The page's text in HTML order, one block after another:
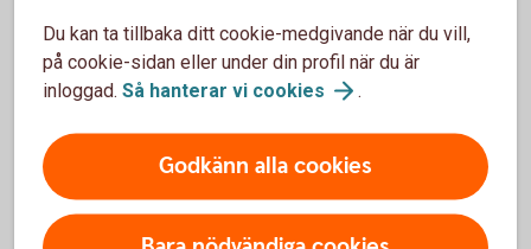
Mastercard Click toPay
Xiaomi Pay
Xiaomi är smartklockor som du kan betala med i
Du kan ta tillbaka ditt cookie-medgivande när du vill,
på cookie-sidan eller under din profil när du är
inloggad. Så hanterar vi cookies .
Godkänn alla cookies